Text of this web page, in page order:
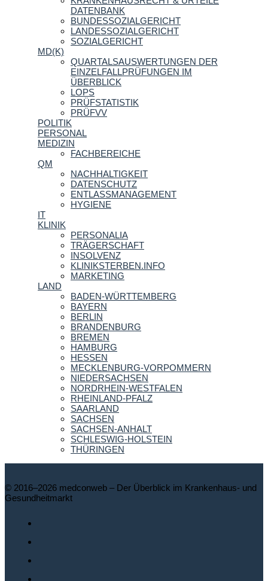
DATENBANK
BUNDESSOZIALGERICHT
LANDESSOZIALGERICHT
SOZIALGERICHT
MD(K)
QUARTALSAUSWERTUNGEN DER
EINZELFALLPRÜFUNGEN IM
ÜBERBLICK
LOPS
PRÜFSTATISTIK
PRÜFVV
POLITIK
PERSONAL
MEDIZIN
FACHBEREICHE
QM
NACHHALTIGKEIT
DATENSCHUTZ
ENTLASSMANAGEMENT
HYGIENE
IT
KLINIK
PERSONALIA
TRÄGERSCHAFT
INSOLVENZ
KLINIKSTERBEN.INFO
MARKETING
LAND
BADEN-WÜRTTEMBERG
BAYERN
BERLIN
BRANDENBURG
BREMEN
HAMBURG
HESSEN
MECKLENBURG-VORPOMMERN
NIEDERSACHSEN
NORDRHEIN-WESTFALEN
RHEINLAND-PFALZ
SAARLAND
SACHSEN
SACHSEN-ANHALT
SCHLESWIG-HOLSTEIN
THÜRINGEN
© 2016–2026 medconweb – Der Überblick im Krankenhaus- und
Gesundheitmarkt